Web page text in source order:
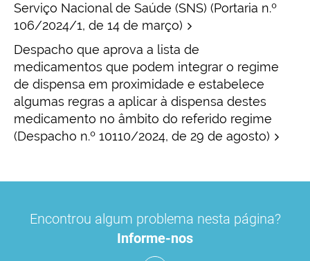
Serviço Nacional de Saúde (SNS) (Portaria n.º
106/2024/1, de 14 de março)
Despacho que aprova a lista de
medicamentos que podem integrar o regime
de dispensa em proximidade e estabelece
algumas regras a aplicar à dispensa destes
medicamento no âmbito do referido regime
(Despacho n.º 10110/2024, de 29 de agosto)
Encontrou algum problema nesta página?
Informe-nos